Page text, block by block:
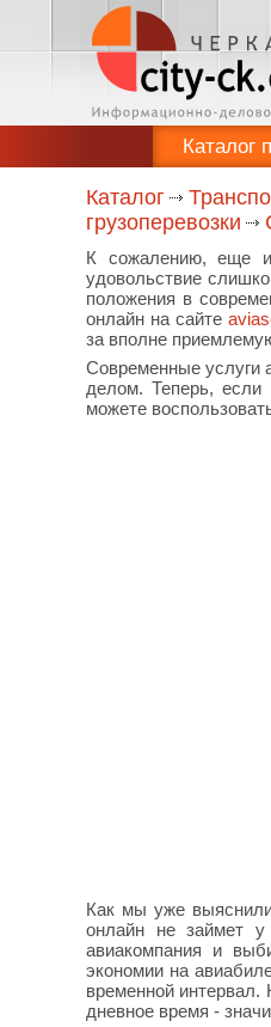
Каталог
Каталог
грузоперевозки
К сожалению, еще и
удовольствие
положения в
онлайн на сайте
за вполне
Современные услуги
делом. Теперь,
можете
Как мы уже
онлайн не займет
авиакомпания и
экономии на
временной интервал.
дневное время -